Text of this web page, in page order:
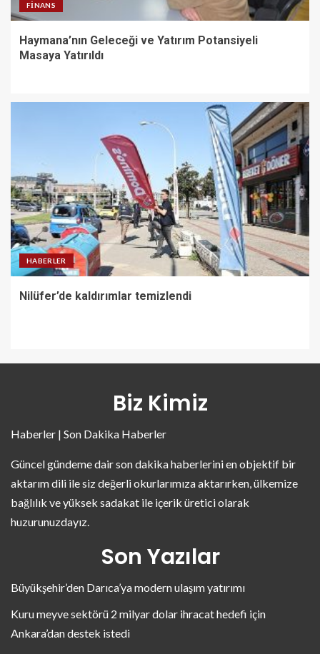
FINANS
Haymana’nın Geleceği ve Yatırım Potansiyeli
Masaya Yatırıldı
HABERLER
Nilüfer’de kaldırımlar temizlendi
Biz Kimiz
Haberler | Son Dakika Haberler
Güncel gündeme dair son dakika haberlerini en objektif bir
aktarım dili ile siz değerli okurlarımıza aktarırken, ülkemize
bağlılık ve yüksek sadakat ile içerik üretici olarak
huzurunuzdayız.
Son Yazılar
Büyükşehir’den Darıca’ya modern ulaşım yatırımı
Kuru meyve sektörü 2 milyar dolar ihracat hedefi için
Ankara’dan destek istedi